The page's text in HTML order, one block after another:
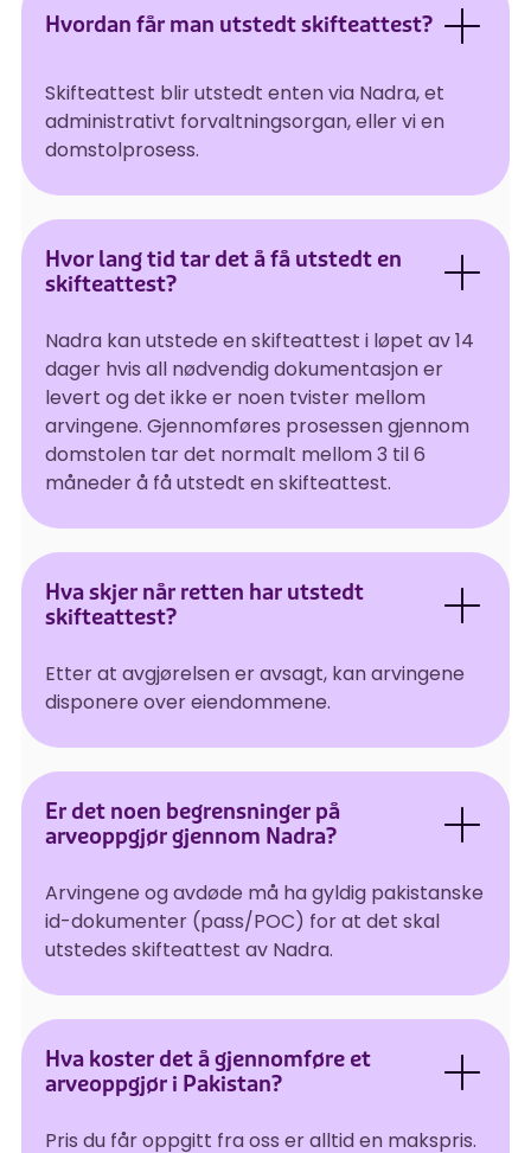
Hvordan får man utstedt skifteattest?
Skifteattest blir utstedt enten via Nadra, et
administrativt forvaltningsorgan, eller vi en
domstolprosess.
Hvor lang tid tar det å få utstedt en
skifteattest?
Nadra kan utstede en skifteattest i løpet av 14
dager hvis all nødvendig dokumentasjon er
levert og det ikke er noen tvister mellom
arvingene. Gjennomføres prosessen gjennom
domstolen tar det normalt mellom 3 til 6
måneder å få utstedt en skifteattest.
Hva skjer når retten har utstedt
skifteattest?
Etter at avgjørelsen er avsagt, kan arvingene
disponere over eiendommene.
Er det noen begrensninger på
arveoppgjør gjennom Nadra?
Arvingene og avdøde må ha gyldig pakistanske
id-dokumenter (pass/POC) for at det skal
utstedes skifteattest av Nadra.
Hva koster det å gjennomføre et
arveoppgjør i Pakistan?
Pris du får oppgitt fra oss er alltid en makspris.